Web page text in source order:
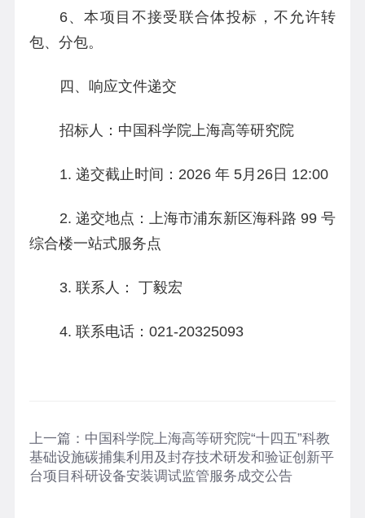
6、本项目不接受联合体投标，不允许转
包、分包。
四、响应文件递交
招标人：中国科学院上海高等研究院
1. 递交截止时间：2026 年 5月26日 12:00
2. 递交地点：上海市浦东新区海科路 99 号
综合楼一站式服务点
3. 联系人： 丁毅宏
4. 联系电话：021-20325093
上一篇： 中国科学院上海高等研究院“十四五”科教
基础设施碳捕集利用及封存技术研发和验证创新平
台项目科研设备安装调试监管服务成交公告